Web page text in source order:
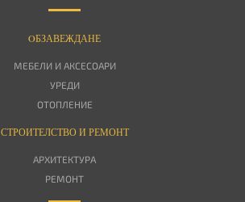
OБЗАВЕЖДАНЕ
МЕБЕЛИ И АКСЕСОАРИ
УРЕДИ
ОТОПЛЕНИЕ
СТРОИТЕЛСТВО И РЕМОНТ
АРХИТЕКТУРА
РЕМОНТ